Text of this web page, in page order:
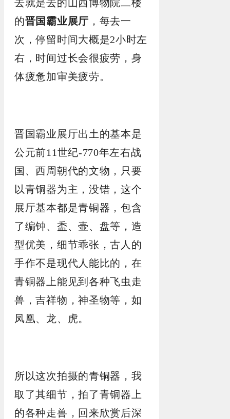
去就是去的山西博物院二楼
的晋国霸业展厅 ，每去一
次，停留时间大概是2小时左
右，时间过长会很疲劳，身
体疲惫加审美疲劳。
晋国霸业展厅出土的基本是
公元前11世纪-770年左右战
国、西周朝代的文物，只要
以青铜器为主，没错，这个
展厅基本都是青铜器，包含
了编钟、盉、壶、盘等，造
型优美，细节乖张，古人的
手作不是现代人能比的，在
青铜器上能见到各种飞虫走
兽，吉祥物，神圣物等，如
凤凰、龙、虎。
所以这次拍摄的青铜器，我
取了其细节，拍了青铜器上
的各种走兽，回来欣赏后深